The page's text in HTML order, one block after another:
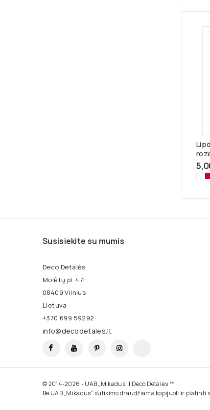
Susisiekite su mumis
Deco Detalės
Molėtų pl. 47F
08409 Vilnius
Lietuva
+370 699 59292
info@decodetales.lt
FacebookYouTube Pinterest
© 2014-2026 - UAB „Mikadus“ | Deco Detalės ™
Be UAB „Mikadus“ sutikimo draudžiama kopijuoti ir